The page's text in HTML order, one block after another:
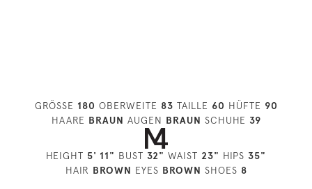
GRÖSSE 180 OBERWEITE 83 TAILLE 60 HÜFTE 90
HAARE BRAUN AUGEN BRAUN SCHUHE 39
HEIGHT 5' 11" BUST 32" WAIST 23" HIPS 35"
HAIR BROWN EYES BROWN SHOES 8